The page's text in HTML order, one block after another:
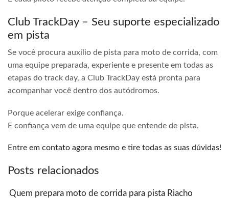
Club TrackDay – Seu suporte especializado
em pista
Se você procura auxílio de pista para moto de corrida, com
uma equipe preparada, experiente e presente em todas as
etapas do track day, a Club TrackDay está pronta para
acompanhar você dentro dos autódromos.
Porque acelerar exige confiança.
E confiança vem de uma equipe que entende de pista.
Entre em contato agora mesmo e tire todas as suas dúvidas!
Posts relacionados
Quem prepara moto de corrida para pista Riacho